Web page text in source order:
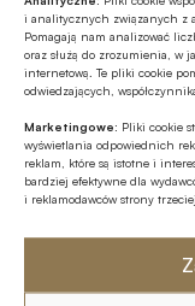
i analitycznych związanych z
Pomagają nam analizować
oraz służą do zrozumienia, w
internetową. Te pliki cookie
odwiedzających,
Marketingowe: Pliki cookie
wyświetlania odpowiednich
reklam, które są istotne i
bardziej efektywne dla
i reklamodawców strony trzeciej.
Koszt